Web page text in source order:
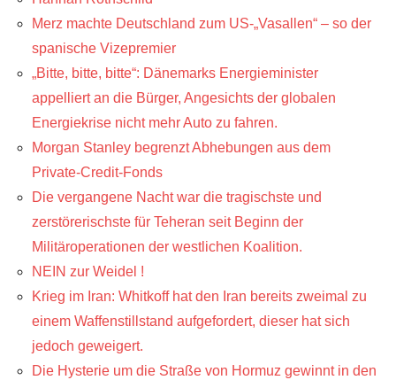
Merz machte Deutschland zum US-„Vasallen“ – so der
spanische Vizepremier
„Bitte, bitte, bitte“: Dänemarks Energieminister
appelliert an die Bürger, Angesichts der globalen
Energiekrise nicht mehr Auto zu fahren.
Morgan Stanley begrenzt Abhebungen aus dem
Private-Credit-Fonds
Die vergangene Nacht war die tragischste und
zerstörerischste für Teheran seit Beginn der
Militäroperationen der westlichen Koalition.
NEIN zur Weidel !
Krieg im Iran: Whitkoff hat den Iran bereits zweimal zu
einem Waffenstillstand aufgefordert, dieser hat sich
jedoch geweigert.
Die Hysterie um die Straße von Hormuz gewinnt in den